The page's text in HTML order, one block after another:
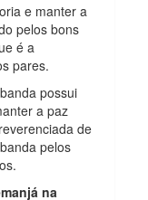
e manter a
pelos bons
é a
pares.
possui
a paz
de
pelos
na